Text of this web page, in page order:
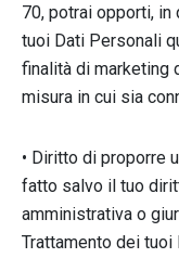
70, potrai opporti, in
tuoi Dati Personali
finalità di marketing
misura in cui sia
• Diritto di proporre
fatto salvo il tuo
amministrativa o
Trattamento dei